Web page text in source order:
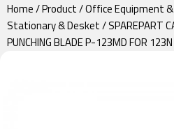
Home/Product/Office Equipment
Stationary & Desket/ SPAREPART
PUNCHING BLADE P-123MD FOR 123N